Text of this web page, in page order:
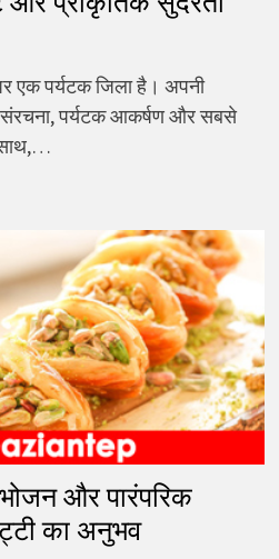
एक पर्यटक जिला है। अपनी
संरचना, पर्यटक आकर्षण और सबसे
भोजन और पारंपरिक
का अनुभव